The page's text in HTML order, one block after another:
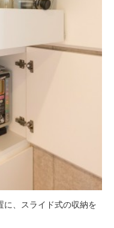
に、スライド式の収納を